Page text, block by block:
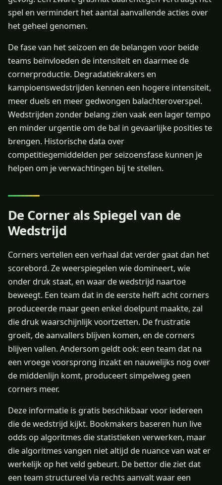
spel en vermindert het aantal aanvallende acties over
het geheel genomen.
De fase van het seizoen en de belangen voor beide
teams beïnvloeden de intensiteit en daarmee de
cornerproductie. Degradatiekrakers en
kampioenswedstrijden kennen een hogere intensiteit,
meer duels en meer gedwongen balachteroverspel.
Wedstrijden zonder belang zien vaak een lager tempo
en minder urgentie om de bal in gevaarlijke posities te
brengen. Historische data over
competitiegemiddelden per seizoensfase kunnen je
helpen om je verwachtingen bij te stellen.
De Corner als Spiegel van de
Wedstrijd
Corners vertellen een verhaal dat verder gaat dan het
scorebord. Ze weerspiegelen wie domineert, wie
onder druk staat, en waar de wedstrijd naartoe
beweegt. Een team dat in de eerste helft acht corners
produceerde maar geen enkel doelpunt maakte, zal
die druk waarschijnlijk voortzetten. De frustratie
groeit, de aanvallers blijven komen, en de corners
blijven vallen. Andersom geldt ook: een team dat na
een vroege voorsprong inzakt en nauwelijks nog over
de middenlijn komt, produceert simpelweg geen
corners meer.
Deze informatie is gratis beschikbaar voor iedereen
die de wedstrijd kijkt. Bookmakers baseren hun live
odds op algoritmes die statistieken verwerken, maar
die algoritmes vangen niet altijd de nuance van wat er
werkelijk op het veld gebeurt. De bettor die ziet dat
een team structureel via rechts aanvalt waar een